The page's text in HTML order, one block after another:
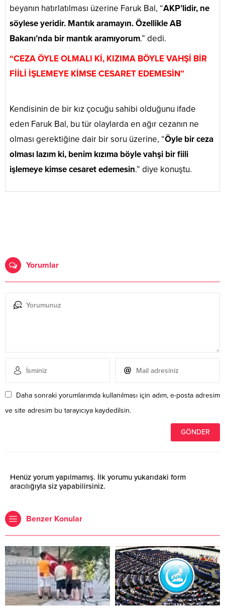
beyanın hatırlatılması üzerine Faruk Bal, “AKP’lidir, ne
söylese yeridir. Mantık aramayın. Özellikle AB
Bakanı’nda bir mantık aramıyorum.” dedi.
“CEZA ÖYLE OLMALI Kİ, KIZIMA BÖYLE VAHŞİ BİR
FİİLİ İŞLEMEYE KİMSE CESARET EDEMESİN”
Kendisinin de bir kız çocuğu sahibi olduğunu ifade
eden Faruk Bal, bu tür olaylarda en ağır cezanın ne
olması gerektiğine dair bir soru üzerine, “Öyle bir ceza
olması lazım ki, benim kızıma böyle vahşi bir fiili
işlemeye kimse cesaret edemesin.” diye konuştu.
Yorumlar
Daha sonraki yorumlarımda kullanılması için adım, e-posta adresim
ve site adresim bu tarayıcıya kaydedilsin.
Henüz yorum yapılmamış. İlk yorumu yukarıdaki form
aracılığıyla siz yapabilirsiniz.
Benzer Konular